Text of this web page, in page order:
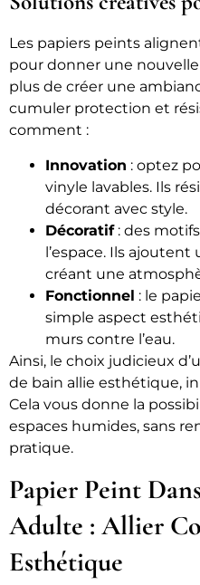
Les papiers peints
pour donner une nouvelle
plus de créer une
cumuler protection et
comment :
Innovation : optez
vinyle lavables. Ils
décorant avec style.
Décoratif: des
l’espace. Ils
créant une
Fonctionnel : le
simple aspect
murs contre l’eau.
Ainsi, le choix judicieux
de bain allie esthétique,
Cela vous donne la
espaces humides, sans
pratique.
Papier Peint
Adulte : Allier
Esthétique